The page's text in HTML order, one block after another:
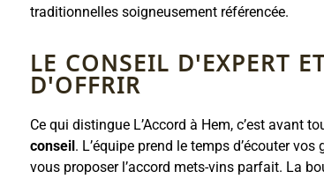
traditionnelles soigneusement référencée.
LE CONSEIL D'EXPERT
D'OFFRIR
Ce qui distingue L’Accord à Hem, c’est avant
conseil . L’équipe prend le temps d’écouter
vous proposer l’accord mets-vins parfait. La